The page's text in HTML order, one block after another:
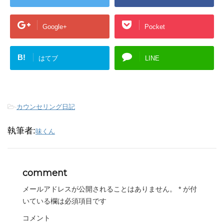
Google+ Pocket
B! はてブ LINE
-カウンセリング日記
執筆者:味くん
comment
メールアドレスが公開されることはありません。 * が付
いている欄は必須項目です
コメント